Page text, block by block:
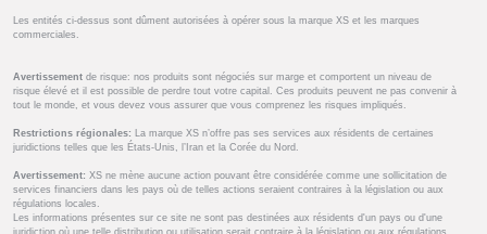
Les entités ci-dessus sont dûment autorisées à opérer sous la marque XS et les marques
commerciales.
Avertissement de risque: nos produits sont négociés sur marge et comportent un niveau de
risque élevé et il est possible de perdre tout votre capital. Ces produits peuvent ne pas convenir à
tout le monde, et vous devez vous assurer que vous comprenez les risques impliqués.
Restrictions régionales: La marque XS n’offre pas ses services aux résidents de certaines
juridictions telles que les États-Unis, l’Iran et la Corée du Nord.
Avertissement: XS ne mène aucune action pouvant être considérée comme une sollicitation de
services financiers dans les pays où de telles actions seraient contraires à la législation ou aux
régulations locales.
Les informations présentes sur ce site ne sont pas destinées aux résidents d'un pays ou d'une